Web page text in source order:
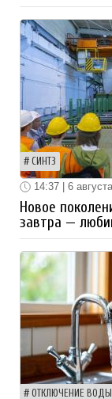
СИНТЗ
14:37 | 6 августа
Новое
завтра —
ОТКЛЮЧЕНИЕ ВОДЫ